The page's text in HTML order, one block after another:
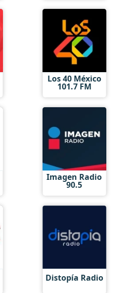
Los 40 México
101.7 FM
Imagen Radio
90.5
Distopía Radio